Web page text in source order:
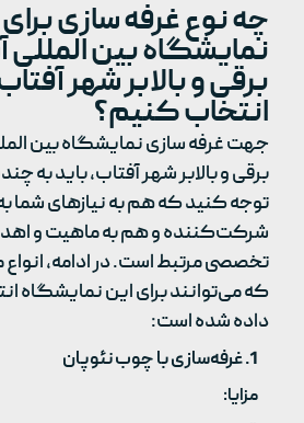
چه نوع غرفه سازی
نمایشگاه بین المللی
انتخاب کنیم؟
جهت غرفه سازی نمایشگاه بین
برقی و بالابر شهر آفتاب، باید به
توجه کنید که هم به نیازهای شما
شرکت‌کننده و هم به ماهیت و
تخصصی مرتبط است. در ادامه،
که می‌توانند برای این نمایشگاه
داده شده است:
1. غرفه‌سازی با چوب نئوپان
مزایا: